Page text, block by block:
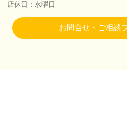
店休日：水曜日
お問合せ・ご相談